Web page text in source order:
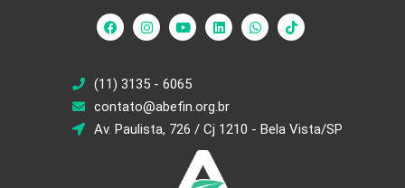
(11) 3135 - 6065
contato@abefin.org.br
Av. Paulista, 726 / Cj 1210 - Bela Vista/SP